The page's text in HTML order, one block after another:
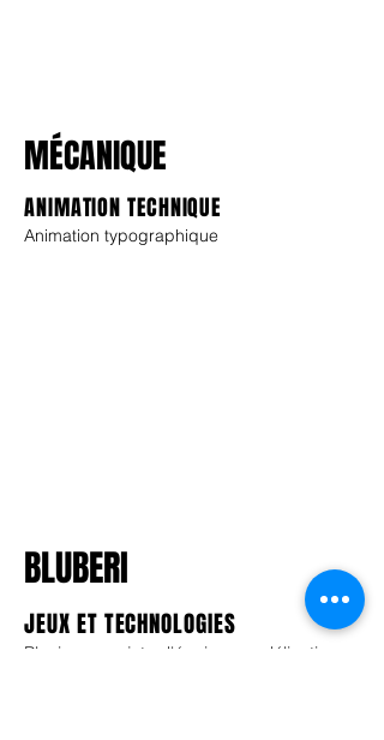
MÉCANIQUE
ANIMATION TECHNIQUE
Animation typographique
BLUBERI
JEUX ET TECHNOLOGIES
Plusieurs projets d'équipe: modélisation,